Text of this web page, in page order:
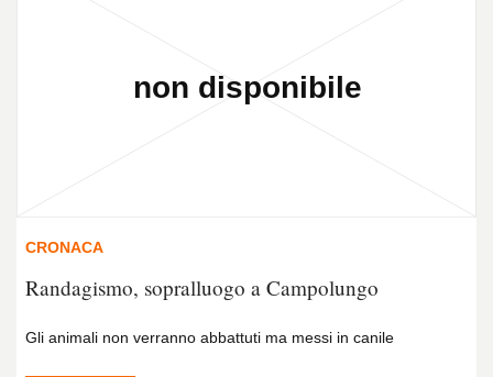
CRONACA
Randagismo, sopralluogo a Campolungo
Gli animali non verranno abbattuti ma messi in canile